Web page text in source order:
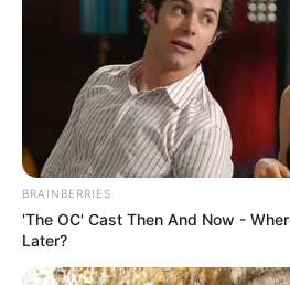
Insel der Dämonen,
und tausend Tempelsowie die
Von dieser Seite aus können
Ferienwohnungen und
Anbieter in Fehmarn gesucht und
Deutschlandweit
eintragen:
BRAINBERRIES
'The OC' Cast Then And Now -
Later?